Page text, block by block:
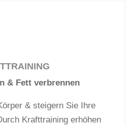
& Fett verbrennen
& steigern Sie Ihre
Krafttraining erhöhen